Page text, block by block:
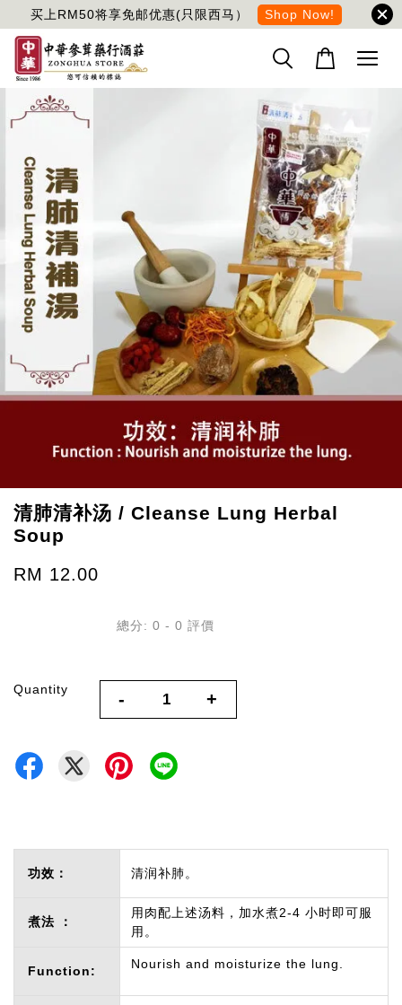
买上RM50将享免邮优惠(只限西马） Shop Now!
清肺清补汤 / Cleanse Lung Herbal
Soup
RM 12.00
總分: 0 - 0 評價
Quantity - +
功效： 清润补肺。
煮法 ：
用肉配上述汤料，加水煮2-4 小时即可服
用。
Function: Nourish and moisturize the lung.